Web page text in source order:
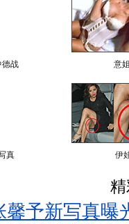
德战 意
真 伊
馨予新写真曝